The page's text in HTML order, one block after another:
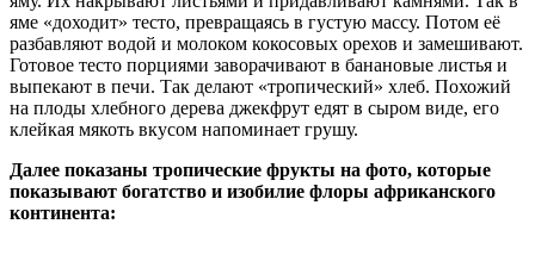
яме «доходит» тесто, превращаясь в густую массу. Потом её
разбавляют водой и молоком кокосовых орехов и замешивают.
Готовое тесто порциями заворачивают в банановые листья и
выпекают в печи. Так делают «тропический» хлеб. Похожий
на плоды хлебного дерева джекфрут едят в сыром виде, его
клейкая мякоть вкусом напоминает грушу.
Далее показаны тропические фрукты на фото, которые
показывают богатство и изобилие флоры африканского
континента: